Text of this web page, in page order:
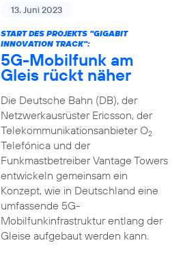
13. Juni 2023
START DES PROJEKTS "GIGABIT
INNOVATION TRACK":
5G-Mobilfunk am
Gleis rückt näher
Die Deutsche Bahn (DB), der
Netzwerkausrüster Ericsson, der
Telekommunikationsanbieter O2
Telefónica und der
Funkmastbetreiber Vantage Towers
entwickeln gemeinsam ein
Konzept, wie in Deutschland eine
umfassende 5G-
Mobilfunkinfrastruktur entlang der
Gleise aufgebaut werden kann.